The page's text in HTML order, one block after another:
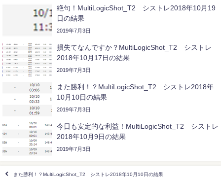
絶句！MultiLogicShot_T2 シストレ2018年10月19
日の結果
2019年7月3日
損失てなんですか？MultiLogicShot_T2 シストレ
2018年10月17日の結果
2019年7月3日
また勝利！？MultiLogicShot_T2 シストレ2018年
10月10日の結果
2019年7月3日
今日も安定的な利益！MultiLogicShot_T2 シストレ
2018年10月9日の結果
2019年7月3日
また勝利！？MultiLogicShot_T2 シストレ2018年10月10日の結果